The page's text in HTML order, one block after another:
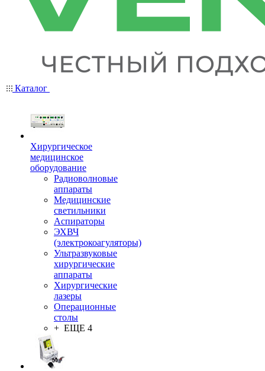
Каталог
Хирургическое
медицинское
оборудование
Радиоволновые
аппараты
Медицинские
светильники
Аспираторы
ЭХВЧ
(электрокоагуляторы)
Ультразвуковые
хирургические
аппараты
Хирургические
лазеры
Операционные
столы
+ ЕЩЕ 4